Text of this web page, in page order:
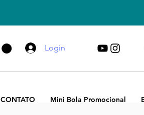
CONTATO Mini Bola Promocional
Login